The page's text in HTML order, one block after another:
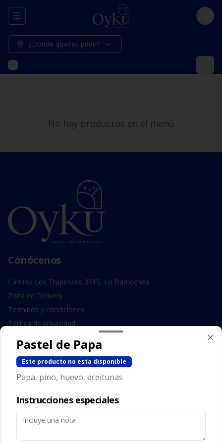
Abrir menu de navegación Login
¿Dónde quieres pedir?
No hay productos en el menú
Conócenos
Camino Los Trapenses 3515, Lo Barnechea
Zona de Delivery
Términos y condiciones
Política de privacidad
Redes sociales
Instagram
Facebook
Mi cuenta
Pastel de Papa
Este producto no esta disponible
Papa, pino, huevo, aceitunas
Instrucciones especiales